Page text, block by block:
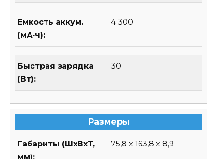
Емкость аккум.
(мА·ч):
4 300
Быстрая зарядка
(Вт):
30
Размеры
Габариты (ШхВхТ,
мм):
75,8 x 163,8 x 8,9